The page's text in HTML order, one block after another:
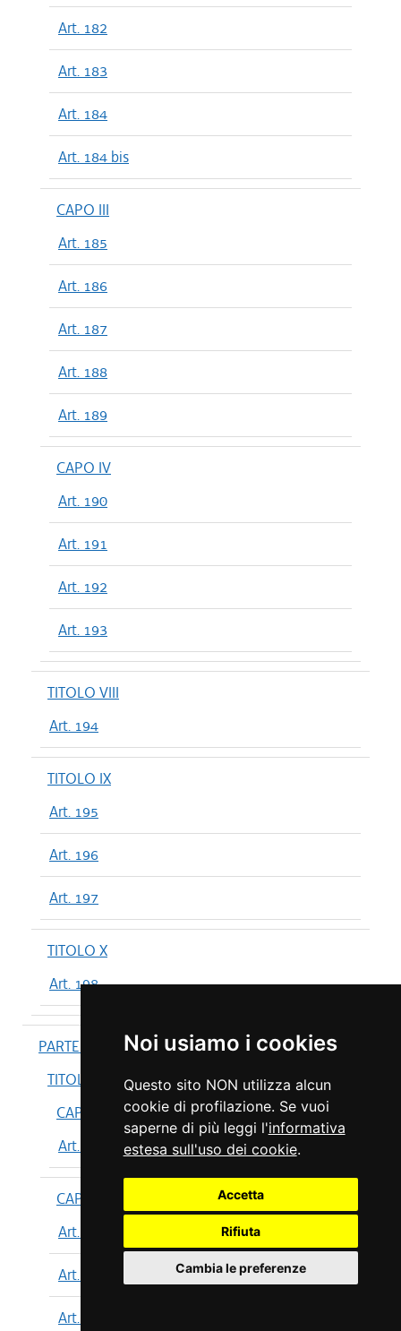
Noi usiamo i cookies
Questo sito NON utilizza alcun
cookie di profilazione. Se vuoi
saperne di più leggi l'informativa
estesa sull'uso dei cookie.
Accetta
Rifiuta
Cambia le preferenze
Art. 182
Art. 183
Art. 184
Art. 184 bis
CAPO III
Art. 185
Art. 186
Art. 187
Art. 188
Art. 189
CAPO IV
Art. 190
Art. 191
Art. 192
Art. 193
TITOLO VIII
Art. 194
TITOLO IX
Art. 195
Art. 196
Art. 197
TITOLO X
Art. 198
PARTE IV
TITOLO I
CAPO I
Art. 199
CAPO II
Art. 200
Art. 201
Art. 202